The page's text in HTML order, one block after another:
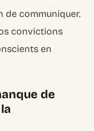
de communiquer.
convictions
en
de